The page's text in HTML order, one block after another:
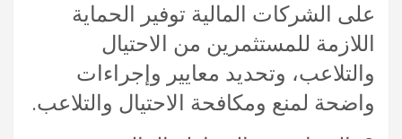
على الشركات المالية توفير الحماية
اللازمة للمستثمرين من الاحتيال
والتلاعب، وتحديد معايير وإجراءات
واضحة لمنع ومكافحة الاحتيال والتلاعب.